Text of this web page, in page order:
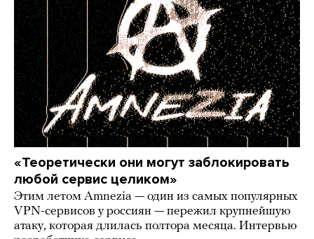
«Теоретически они могут заблокировать
любой сервис целиком»
Этим летом Amnezia — один из самых популярных
VPN-сервисов у россиян — пережил крупнейшую
атаку, которая длилась полтора месяца. Интервью